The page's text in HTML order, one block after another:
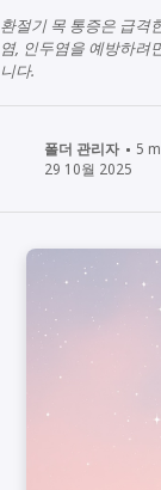
환절기 목 통증은 급격
염, 인두염을 예방하려
니다.
폴더 관리자 5
29 10월 2025